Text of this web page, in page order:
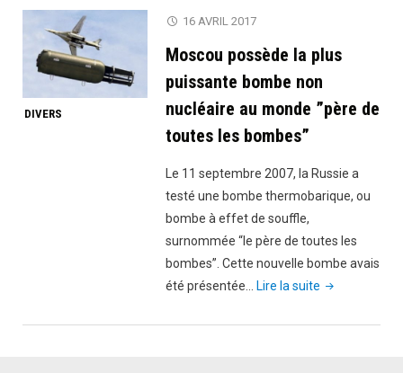
fait
l’amour
propre
père,
elle
s’apprête
l’épouser"
DIVERS
16 AVRIL 2017
Moscou possède la plus
puissante bombe non
nucléaire au monde ”père de
toutes les bombes”
Le 11 septembre 2007, la Russie a
testé une bombe thermobarique, ou
bombe à effet de souffle,
surnommée “le père de toutes les
bombes”. Cette nouvelle bombe avais
été présentée…
Lire la suite "Moscou
la